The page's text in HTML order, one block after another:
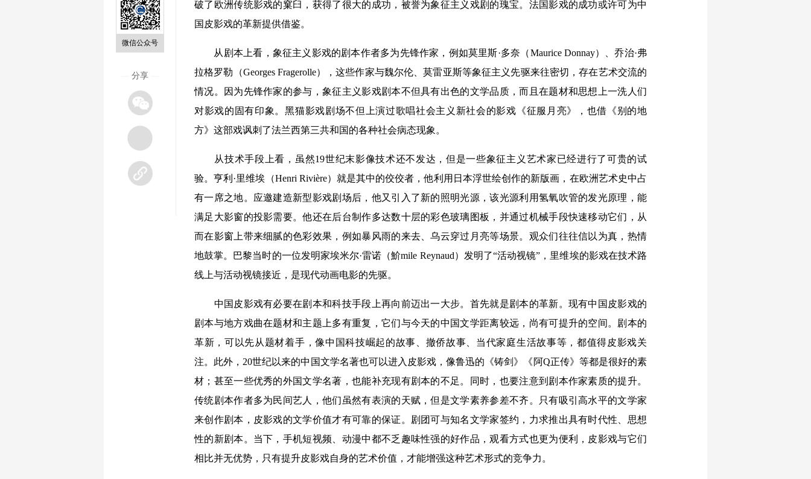
微信公众号
分享
破了欧洲传统影戏的窠臼，获得了很大的成功，被誉为象征主义戏剧的瑰宝。法国影戏的成功或许可为中
国皮影戏的革新提供借鉴。
从剧本上看，象征主义影戏的剧本作者多为先锋作家，例如莫里斯·多奈（Maurice Donnay）、乔治·弗
拉格罗勒（Georges Fragerolle），这些作家与魏尔伦、莫雷亚斯等象征主义先驱来往密切，存在艺术交流的
情况。因为先锋作家的参与，象征主义影戏剧本不但具有出色的文学品质，而且在题材和思想上一洗人们
对影戏的固有印象。黑猫影戏剧场不但上演过歌唱社会主义新社会的影戏《征服月亮》，也借《别的地
方》这部戏讽刺了法兰西第三共和国的各种社会病态现象。
从技术手段上看，虽然19世纪末影像技术还不发达，但是一些象征主义艺术家已经进行了可贵的试
验。亨利·里维埃（Henri Rivière）就是其中的佼佼者，他利用日本浮世绘创作的新版画，在欧洲艺术史中占
有一席之地。应邀建造新型影戏剧场后，他又引入了新的照明光源，该光源利用氢氧吹管的发光原理，能
满足大影窗的投影需要。他还在后台制作多达数十层的彩色玻璃图板，并通过机械手段快速移动它们，从
而在影窗上带来细腻的色彩效果，例如暴风雨的来去、乌云穿过月亮等场景。观众们往往信以为真，热情
地鼓掌。巴黎当时的一位发明家埃米尔·雷诺（魪mile Reynaud）发明了“活动视镜”，里维埃的影戏在技术路
线上与活动视镜接近，是现代动画电影的先驱。
中国皮影戏有必要在剧本和科技手段上再向前迈出一大步。首先就是剧本的革新。现有中国皮影戏的
剧本与地方戏曲在题材和主题上多有重复，它们与今天的中国文学距离较远，尚有可提升的空间。剧本的
革新，可以先从题材着手，像中国科技崛起的故事、撤侨故事、当代家庭生活故事等，都值得皮影戏关
注。此外，20世纪以来的中国文学名著也可以进入皮影戏，像鲁迅的《铸剑》《阿Q正传》等都是很好的素
材；甚至一些优秀的外国文学名著，也能补充现有剧本的不足。同时，也要注意到剧本作家素质的提升。
传统剧本作者多为民间艺人，他们虽然有表演的天赋，但是文学素养参差不齐。只有吸引高水平的文学家
来创作剧本，皮影戏的文学价值才有可靠的保证。剧团可与知名文学家签约，力求推出具有时代性、思想
性的新剧本。当下，手机短视频、动漫中都不乏趣味性强的好作品，观看方式也更为便利，皮影戏与它们
相比并无优势，只有提升皮影戏自身的艺术价值，才能增强这种艺术形式的竞争力。